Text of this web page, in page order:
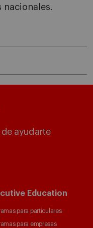
nacionales.
de ayudarte
Education
para particulares
para empresas